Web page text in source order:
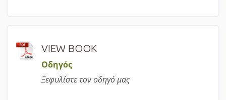
VIEW BOOK
Οδηγός
Ξεφυλίστε τον οδηγό μας